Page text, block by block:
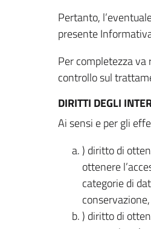
Pertanto,
presente
Per completezza
controllo sul
DIRITTI DEGLI
Ai sensi e per gli
) diritto di
ottenere
categorie di
) diritto di